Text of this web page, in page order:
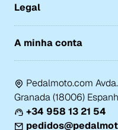
Legal
A minha conta
Pedalmoto.com
Granada (18006)
+34 958 13 21 54